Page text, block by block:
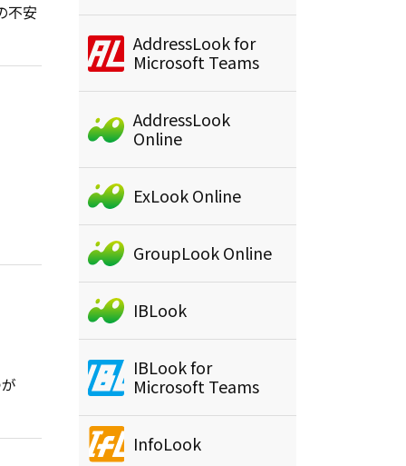
不安
AddressLook for
Microsoft Teams
AddressLook
Online
ExLook Online
GroupLook Online
IBLook
IBLook for
Microsoft Teams
InfoLook